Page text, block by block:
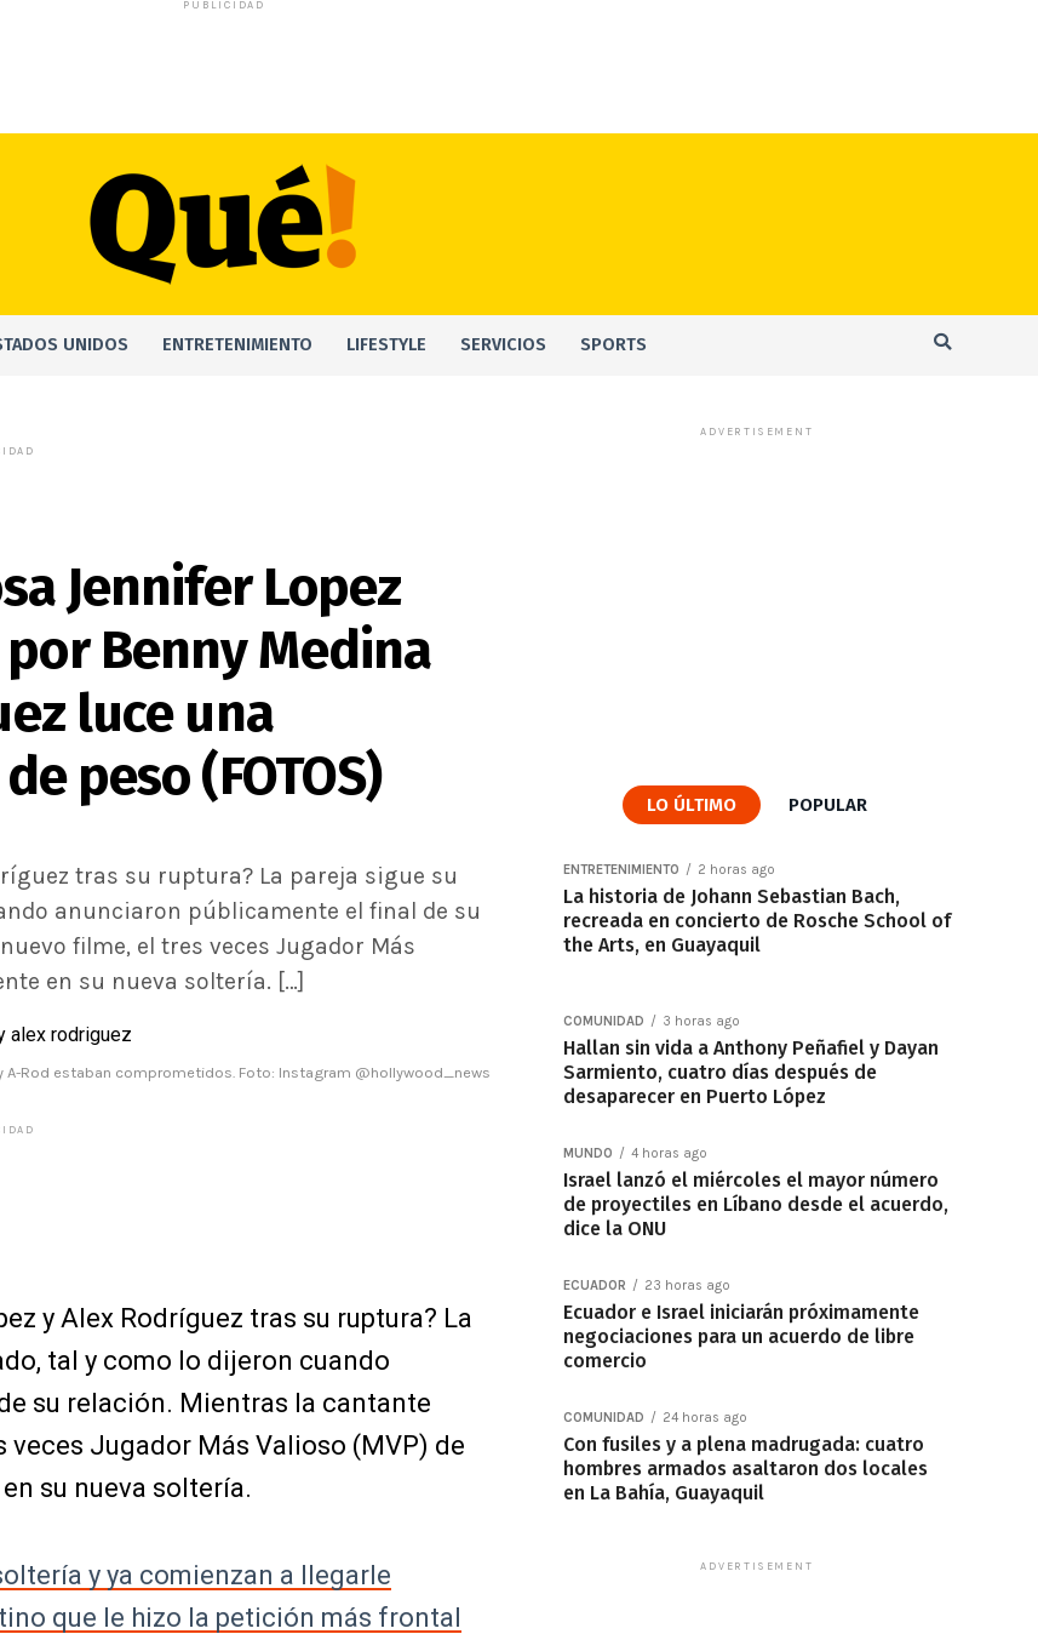
PUBLICIDAD
UNIDOS ENTRETENIMIENTO LIFESTYLE SERVICIOS SPORTS
Jennifer Lopez
Benny Medina
luce una
peso (FOTOS)
tras su ruptura? La pareja sigue su
anunciaron públicamente el final de su
filme, el tres veces Jugador Más
en su nueva soltería. […]
A-Rod estaban comprometidos. Foto: Instagram @hollywood_news
y Alex Rodríguez tras su ruptura? La
tal y como lo dijeron cuando
su relación. Mientras la cantante
Jugador Más Valioso (MVP) de
su nueva soltería.
y ya comienzan a llegarle
que le hizo la petición más frontal
ADVERTISEMENT
LO ÚLTIMO POPULAR
ENTRETENIMIENTO 2 horas ago
La historia de Johann Sebastian Bach,
recreada en concierto de Rosche School of
the Arts, en Guayaquil
COMUNIDAD 3 horas ago
Hallan sin vida a Anthony Peñafiel y Dayan
Sarmiento, cuatro días después de
desaparecer en Puerto López
MUNDO 4 horas ago
Israel lanzó el miércoles el mayor número
de proyectiles en Líbano desde el acuerdo,
dice la ONU
ECUADOR 23 horas ago
Ecuador e Israel iniciarán próximamente
negociaciones para un acuerdo de libre
comercio
COMUNIDAD 24 horas ago
Con fusiles y a plena madrugada: cuatro
hombres armados asaltaron dos locales
en La Bahía, Guayaquil
ADVERTISEMENT